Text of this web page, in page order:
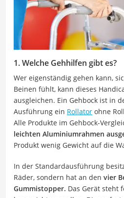
1. Welche Gehhilfen gibt es?
Wer eigenständig gehen kann,
Beinen fühlt, kann dieses
ausgleichen. Ein Gehbock ist in
Ausführung ein Rollator ohne
Alle Produkte im Gehbock-
leichten Aluminiumrahmen
Produkt wenig Gewicht auf die
In der Standardausführung
Räder, sondern hat an den vier
Gummistopper. Das Gerät steht